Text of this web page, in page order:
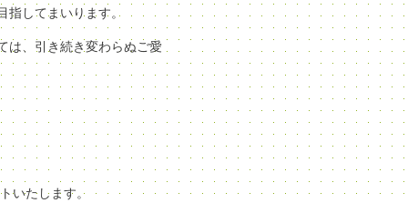
指してまいります。
は、引き続き変わらぬご愛
いたします。